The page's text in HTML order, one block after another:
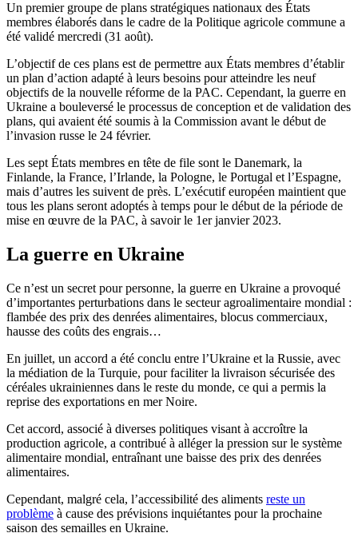
Un premier groupe de plans stratégiques nationaux des États
membres élaborés dans le cadre de la Politique agricole commune a
été validé mercredi (31 août).
L’objectif de ces plans est de permettre aux États membres d’établir
un plan d’action adapté à leurs besoins pour atteindre les neuf
objectifs de la nouvelle réforme de la PAC. Cependant, la guerre en
Ukraine a bouleversé le processus de conception et de validation des
plans, qui avaient été soumis à la Commission avant le début de
l’invasion russe le 24 février.
Les sept États membres en tête de file sont le Danemark, la
Finlande, la France, l’Irlande, la Pologne, le Portugal et l’Espagne,
mais d’autres les suivent de près. L’exécutif européen maintient que
tous les plans seront adoptés à temps pour le début de la période de
mise en œuvre de la PAC, à savoir le 1er janvier 2023.
La guerre en Ukraine
Ce n’est un secret pour personne, la guerre en Ukraine a provoqué
d’importantes perturbations dans le secteur agroalimentaire mondial :
flambée des prix des denrées alimentaires, blocus commerciaux,
hausse des coûts des engrais…
En juillet, un accord a été conclu entre l’Ukraine et la Russie, avec
la médiation de la Turquie, pour faciliter la livraison sécurisée des
céréales ukrainiennes dans le reste du monde, ce qui a permis la
reprise des exportations en mer Noire.
Cet accord, associé à diverses politiques visant à accroître la
production agricole, a contribué à alléger la pression sur le système
alimentaire mondial, entraînant une baisse des prix des denrées
alimentaires.
Cependant, malgré cela, l’accessibilité des aliments reste un
problème à cause des prévisions inquiétantes pour la prochaine
saison des semailles en Ukraine.